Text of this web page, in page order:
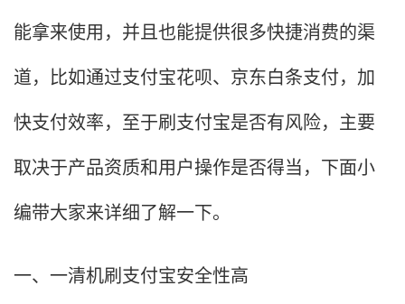
能拿来使用，并且也能提供很多快捷消费的渠
道，比如通过支付宝花呗、京东白条支付，加
快支付效率，至于刷支付宝是否有风险，主要
取决于产品资质和用户操作是否得当，下面小
编带大家来详细了解一下。
一、一清机刷支付宝安全性高